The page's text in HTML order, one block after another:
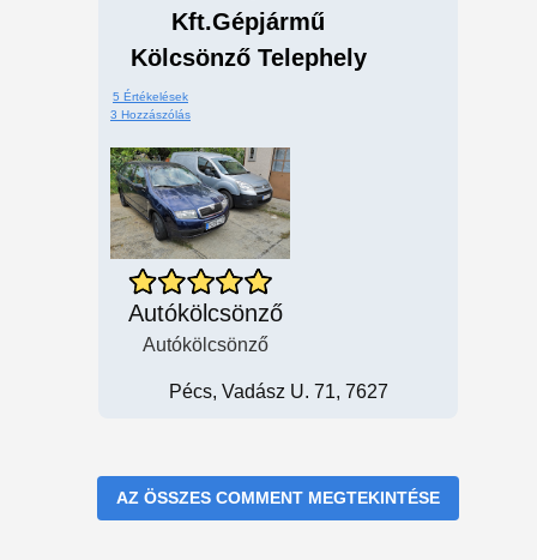
Kft.Gépjármű
Kölcsönző Telephely
5 Értékelések
3 Hozzászólás
Autókölcsönző
Autókölcsönző
Pécs, Vadász U. 71, 7627
AZ ÖSSZES COMMENT MEGTEKINTÉSE